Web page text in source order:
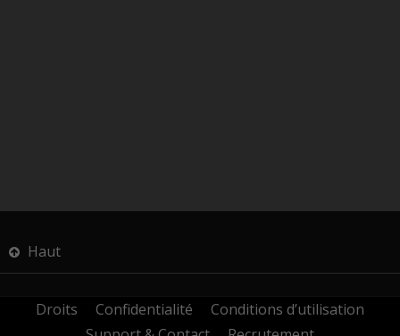
Haut
Droits Confidentialité
Conditions d’utilisation